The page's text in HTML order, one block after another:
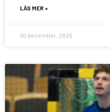
LÄS MER »
30 december, 2025